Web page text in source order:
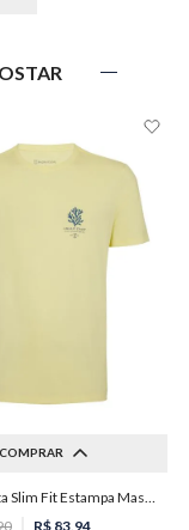
COMPRAR
PP P M
Camiseta Slim Fit Estampa Masculina Individual
R$ 83,94